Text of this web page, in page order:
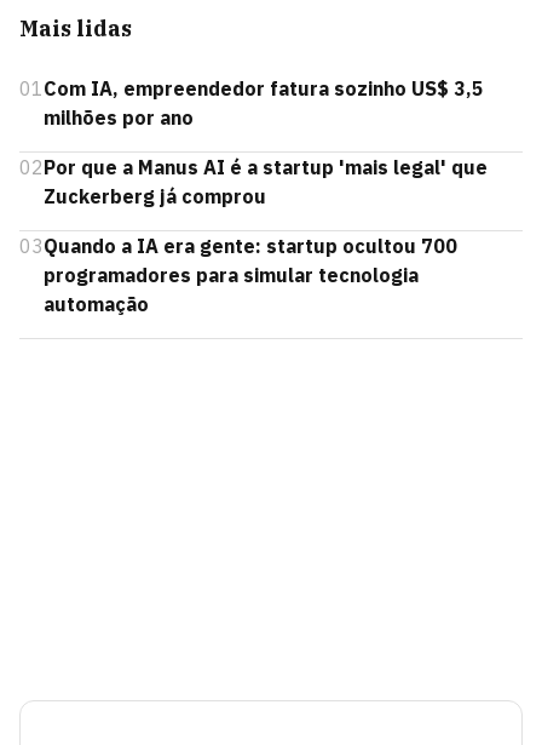
Mais lidas
01Com IA, empreendedor fatura sozinho US$ 3,5
milhões por ano
02Por que a Manus AI é a startup 'mais legal' que
Zuckerberg já comprou
03Quando a IA era gente: startup ocultou 700
programadores para simular tecnologia
automação